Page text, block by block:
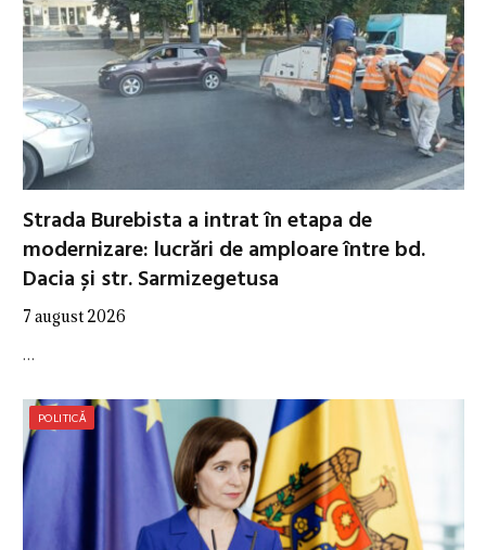
Strada Burebista a intrat în etapa de
modernizare: lucrări de amploare între bd.
Dacia și str. Sarmizegetusa
7 august 2026
…
POLITICĂ